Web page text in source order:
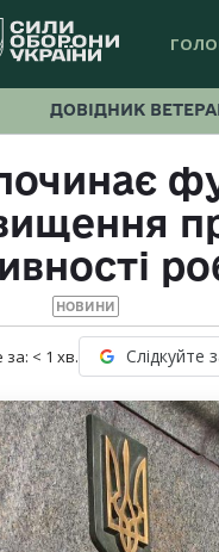
ДОВІДНИК
НОВИНИ
за: < 1 хв. Слідкуйте